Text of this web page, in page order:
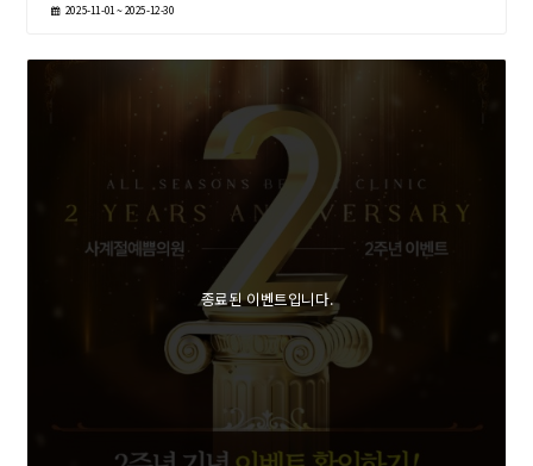
2025-11-01 ~ 2025-12-30
종료된 이벤트입니다.